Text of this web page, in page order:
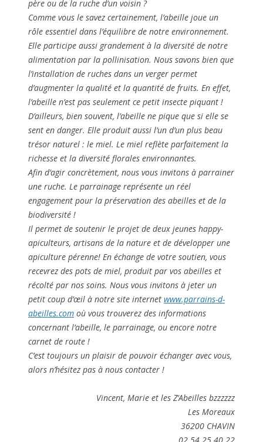
Afin d’agir concrètement, nous vous invitons à parrainer
une ruche. Le parrainage représente un réel
engagement pour la préservation des abeilles et de la
biodiversité !
Il permet de soutenir le projet de deux jeunes happy-
apiculteurs, artisans de la nature et de développer une
apiculture pérenne! En échange de votre soutien, vous
recevrez des pots de miel, produit par vos abeilles et
récolté par nos soins. Nous vous invitons à jeter un
petit coup d’œil à notre site internetwww.parrains-d-
abeilles.comoù vous trouverez des informations
concernant l’abeille, le parrainage, ou encore notre
carnet de route !
C’est toujours un plaisir de pouvoir échanger avec vous,
alors n’hésitez pas à nous contacter !
Vincent, Marie et les Z’Abeilles bzzzzzz
Les Moreaux
36200 CHAVIN
02 54 25 40 22
Cette entrée a été publiée dansJardin, nature, cuisine
nature,souscription, le14 mars 2013.